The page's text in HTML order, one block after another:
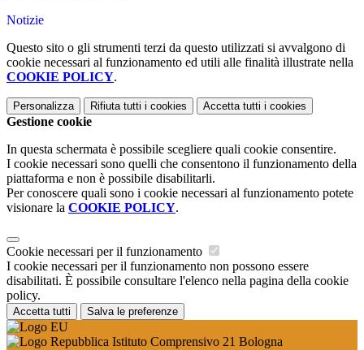
Notizie
Questo sito o gli strumenti terzi da questo utilizzati si avvalgono di
cookie necessari al funzionamento ed utili alle finalità illustrate nella
COOKIE POLICY.
Personalizza Rifiuta tutti i cookies Accetta tutti i cookies
Gestione cookie
In questa schermata è possibile scegliere quali cookie consentire.
I cookie necessari sono quelli che consentono il funzionamento della
piattaforma e non è possibile disabilitarli.
Per conoscere quali sono i cookie necessari al funzionamento potete
visionare la COOKIE POLICY.
Cookie necessari per il funzionamento
I cookie necessari per il funzionamento non possono essere
disabilitati. È possibile consultare l'elenco nella pagina della cookie
policy.
Accetta tutti Salva le preferenze
Istituto Comprensivo 21 Bologna